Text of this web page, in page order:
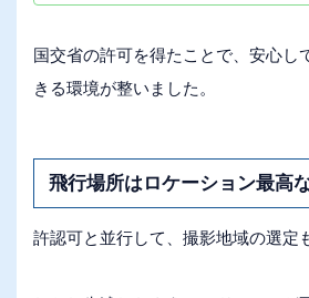
国交省の許可を得たことで、安心し
きる環境が整いました。
飛行場所はロケーション最高
許認可と並行して、撮影地域の選定